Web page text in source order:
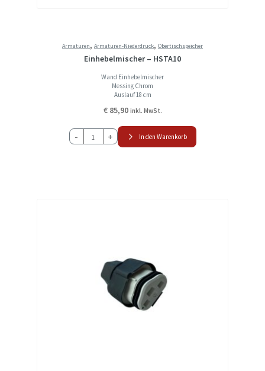
Armaturen, Armaturen-Niederdruck, Obertischspeicher
Einhebelmischer – HSTA10
Wand Einhebelmischer
Messing Chrom
Auslauf 18 cm
€85,90 inkl. MwSt.
-
Einhebelmischer
-
+ In den Warenkorb